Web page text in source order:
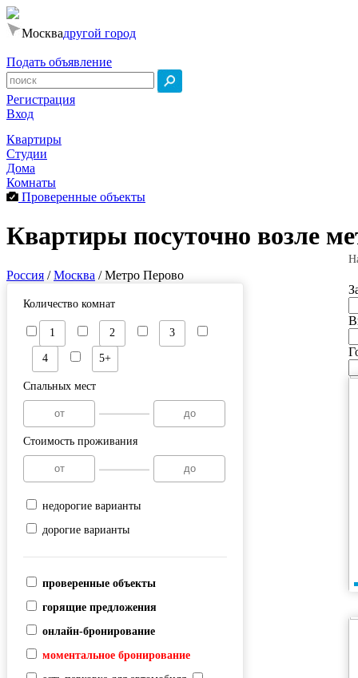
Москвадругой город
Подать объявление
Регистрация
Вход
Квартиры
Студии
Дома
Комнаты
Проверенные объекты
Квартиры посуточно возле
Россия /Москва /Метро Перово
Количество комнат
1 2 3
4 5+
Спальных мест
Стоимость проживания
недорогие варианты
дорогие варианты
проверенные объекты
горящие предложения
онлайн-бронирование
моментальное бронирование